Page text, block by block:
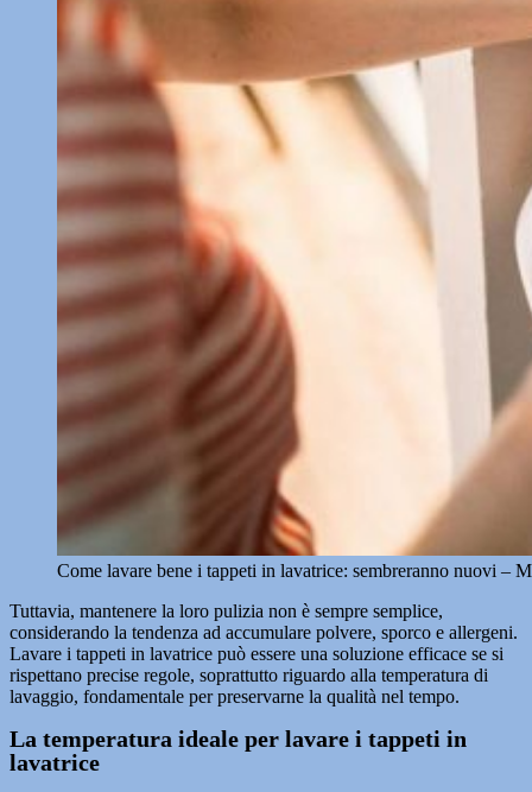
Come lavare bene i tappeti in lavatrice: sembreranno nuovi –
Tuttavia, mantenere la loro pulizia non è sempre semplice,
considerando la tendenza ad accumulare polvere, sporco e allergeni.
Lavare i tappeti in lavatrice può essere una soluzione efficace se si
rispettano precise regole, soprattutto riguardo alla temperatura di
lavaggio, fondamentale per preservarne la qualità nel tempo.
La temperatura ideale per lavare i tappeti in
lavatrice